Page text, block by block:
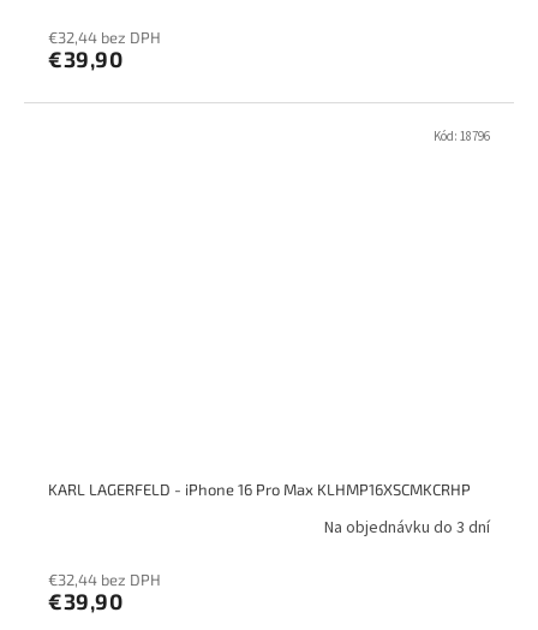
€32,44 bez DPH
€39,90
KARL LAGERFELD - iPhone 16 Pro Max KLHMP16XSCMKCRHP
Na objednávku do 3 dní
€32,44 bez DPH
€39,90
Kód: 18796